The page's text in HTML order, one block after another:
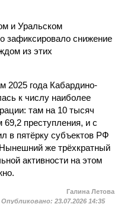
и Уральском
зафиксировало снижение
из этих
2025 года Кабардино-
к числу наиболее
там на 10 тысяч
преступления, и с
в пятёрку субъектов РФ
же трёхкратный
активности на этом
Галина Летова
Опубликовано: 23.07.2026 14:35